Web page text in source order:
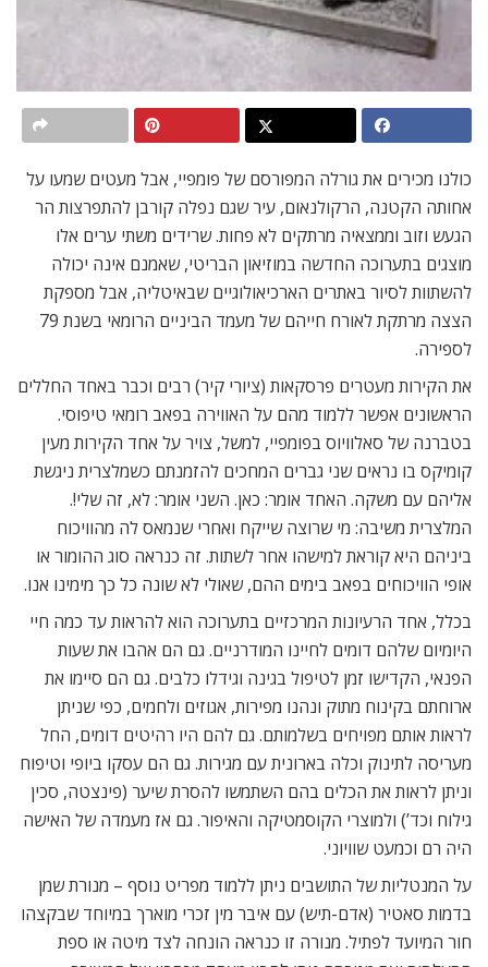
כולנו מכירים את גורלה המפורסם של פומפיי, אבל מעטים שמעו על
אחותה הקטנה, הרקולנאום, עיר שגם נפלה קורבן להתפרצות הר
הגעש וזוב וממצאיה מרתקים לא פחות. שרידים משתי ערים אלו
מוצגים בתערוכה החדשה במוזיאון הבריטי, שאמנם אינה יכולה
להשתוות לסיור באתרים הארכיאולוגיים שבאיטליה, אבל מספקת
הצצה מרתקת לאורח חייהם של מעמד הביניים הרומאי בשנת 79
לספירה.
את הקירות מעטרים פרסקאות (ציורי קיר) רבים וכבר באחד החללים
הראשונים אפשר ללמוד מהם על האווירה בפאב רומאי טיפוסי.
בטברנה של סאלוויוס בפומפיי, למשל, צויר על אחד הקירות מעין
קומיקס בו נראים שני גברים המחכים להזמנתם כשמלצרית ניגשת
אליהם עם משקה. האחד אומר: כאן. השני אומר: לא, זה שלי!.
המלצרית משיבה: מי שרוצה שייקח ואחרי שנמאס לה מהוויכוח
ביניהם היא קוראת למישהו אחר לשתות. זה כנראה סוג ההומור או
אופי הוויכוחים בפאב בימים ההם, שאולי לא שונה כל כך מימינו אנו.
בכלל, אחד הרעיונות המרכזיים בתערוכה הוא להראות עד כמה חיי
היומיום שלהם דומים לחיינו המודרניים. גם הם אהבו את שעות
הפנאי, הקדישו זמן לטיפול בגינה וגידלו כלבים. גם הם סיימו את
ארוחתם בקינוח מתוק ונהנו מפירות, אגוזים ולחמים, כפי שניתן
לראות אותם מפויחים בשלמותם. גם להם היו רהיטים דומים, החל
מעריסה לתינוק וכלה בארונית עם מגירות. גם הם עסקו ביופי וטיפוח
וניתן לראות את הכלים בהם השתמשו להסרת שיער (פינצטה, סכין
גילוח וכד’) ולמוצרי הקוסמטיקה והאיפור. גם אז מעמדה של האישה
היה רם וכמעט שוויוני.
על המנטליות של התושבים ניתן ללמוד מפריט נוסף – מנורת שמן
בדמות סאטיר (אדם-תיש) עם איבר מין זכרי מוארך במיוחד שבקצהו
חור המיועד לפתיל. מנורה זו כנראה הונחה לצד מיטה או ספת